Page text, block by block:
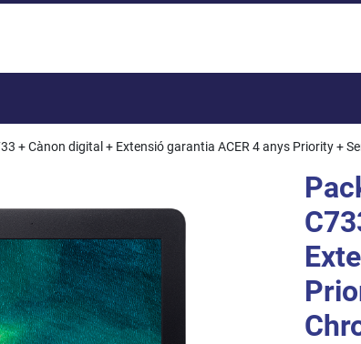
+ Cànon digital + Extensió garantia ACER 4 anys Priority +